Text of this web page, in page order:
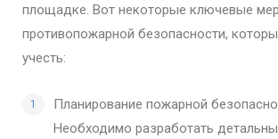
площадке. Вот некоторые ключевые
противопожарной безопасности,
учесть:
Планирование пожарной
Необходимо разработать